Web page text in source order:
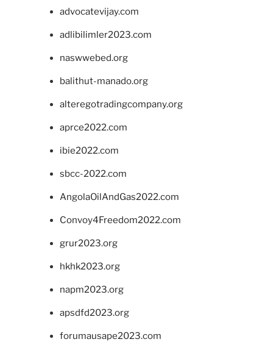
advocatevijay.com
adlibilimler2023.com
naswwebed.org
balithut-manado.org
alteregotradingcompany.org
aprce2022.com
ibie2022.com
sbcc-2022.com
AngolaOilAndGas2022.com
Convoy4Freedom2022.com
grur2023.org
hkhk2023.org
napm2023.org
apsdfd2023.org
forumausape2023.com